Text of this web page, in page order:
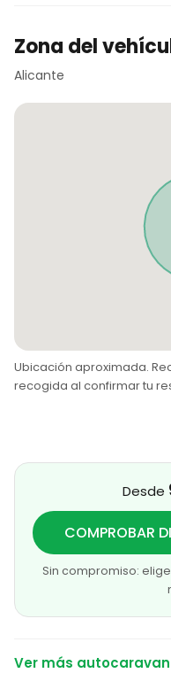
Zona del
Alicante
Ubicación aproximada.
recogida al confirmar tu
Desde
COMPROBAR
Sin compromiso:
Ver más